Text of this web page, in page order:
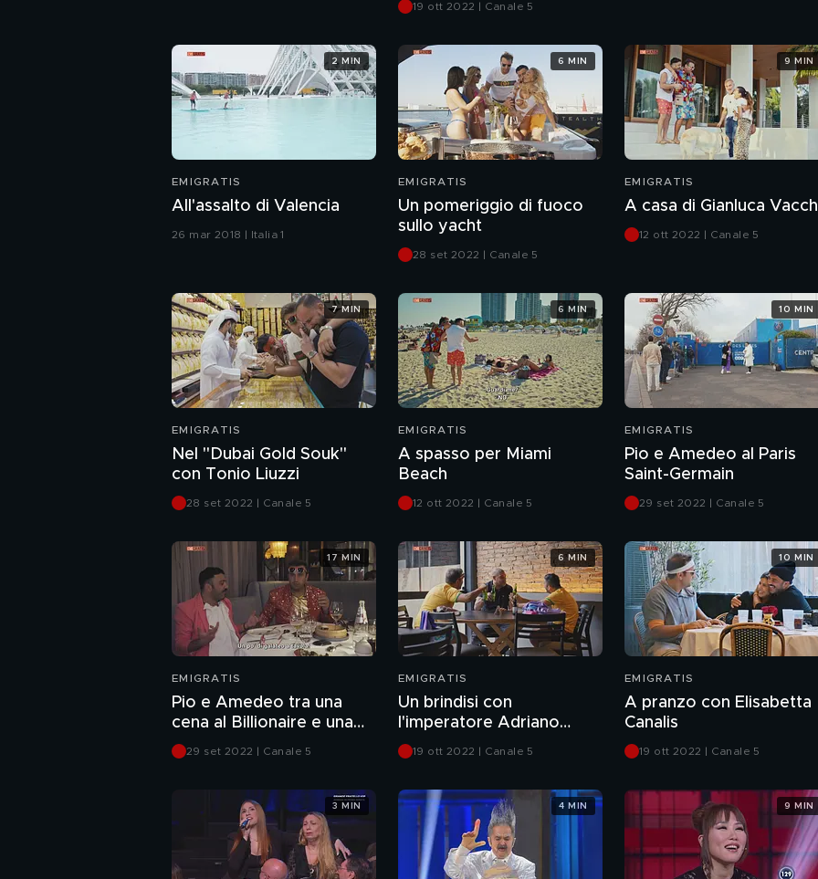
19 ott 2022 | Canale 5
EMIGRATIS
All'assalto di Valencia
26 mar 2018 | Italia 1
2 MIN
EMIGRATIS
Un pomeriggio di fuoco
sullo yacht
28 set 2022 | Canale 5
6 MIN
EMIGRATIS
A casa di Gianluca
12 ott 2022 | Canale 5
9 MIN
EMIGRATIS
Nel "Dubai Gold Souk"
con Tonio Liuzzi
28 set 2022 | Canale 5
7 MIN
EMIGRATIS
A spasso per Miami
Beach
12 ott 2022 | Canale 5
6 MIN
EMIGRATIS
Pio e Amedeo al Paris
Saint-Germain
29 set 2022 | Canale 5
10 MIN
EMIGRATIS
Pio e Amedeo tra una
cena al Billionaire e una
festa in maschera al Burji
Khalifa
29 set 2022 | Canale 5
17 MIN
EMIGRATIS
Un brindisi con
l'imperatore Adriano
Leite Ribeiro
19 ott 2022 | Canale 5
6 MIN
EMIGRATIS
A pranzo con Elisabetta
Canalis
19 ott 2022 | Canale 5
10 MIN
3 MIN 4 MIN 9 MIN